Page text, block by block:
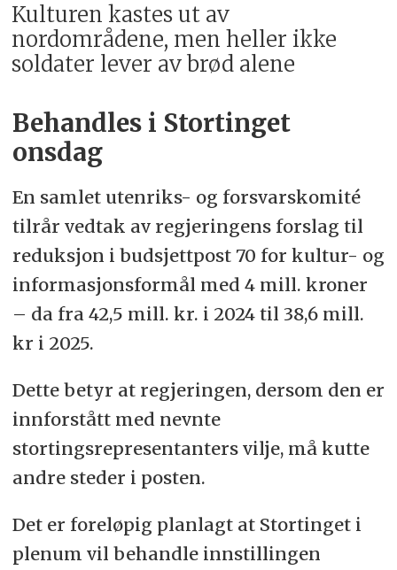
Kulturen kastes ut av
nordområdene, men heller ikke
soldater lever av brød alene
Behandles i Stortinget
onsdag
En samlet utenriks- og forsvarskomité
tilrår vedtak av regjeringens forslag til
reduksjon i budsjettpost 70 for kultur- og
informasjonsformål med 4 mill. kroner
– da fra 42,5 mill. kr. i 2024 til 38,6 mill.
kr i 2025.
Dette betyr at regjeringen, dersom den er
innforstått med nevnte
stortingsrepresentanters vilje, må kutte
andre steder i posten.
Det er foreløpig planlagt at Stortinget i
plenum vil behandle innstillingen